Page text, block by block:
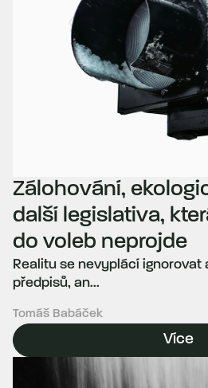
Zálohování,
další legislativa,
do voleb neprojde
Realitu se nevyplácí ignorovat
předpisů, an...
Tomáš Babáček
Více